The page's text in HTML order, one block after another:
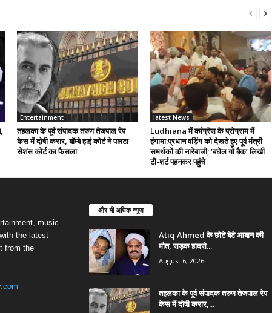
Entertainment
तहलका के पूर्व संपादक तरुण तेजपाल रेप
केस में दोषी करार, बॉम्बे हाई कोर्ट ने पलटा
सेशंस कोर्ट का फैसला
latest News
Ludhiana में कांग्रेस के प्रोग्राम में
हंगामा:प्रधान वड़िंग को देखते हुए पूर्व मंत्री
समर्थकों की नारेबाजी; ‘बघेल गो बैक’ लिखी
टी-शर्ट पहनकर पहुंचे
music
the latest
from the
और भी अधिक न्यूज़
Atiq Ahmed के छोटे बेटे आबान की
मौत, सड़क हादसे...
August 6, 2026
तहलका के पूर्व संपादक तरुण तेजपाल रेप
केस में दोषी करार,...